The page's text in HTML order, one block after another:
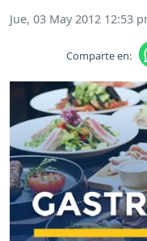
Jue, 03 May 2012 12:53
Comparte en: